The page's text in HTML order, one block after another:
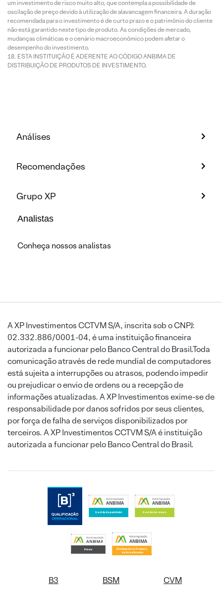
um investimento de risco muito alto, que contempla a possibilidade de
oscilação de preço devido à utilização de alavancagem financeira. A duração
recomendada para o investimento é de curto prazo e o patrimônio do cliente
não está garantido neste tipo de produto. As condições de mercado,
mudanças climáticas e o cenário macroeconômico podem afetar o
desempenho do investimento.
ESTA INSTITUIÇÃO É ADERENTE AO CÓDIGO ANBIMA DE
DISTRIBUIÇÃO DE PRODUTOS DE INVESTIMENTO.
Análises
Recomendações
Grupo XP
Analistas
Conheça nossos analistas
A XP Investimentos CCTVM S/A, inscrita sob o CNPJ:
02.332.886/0001-04, é uma instituição financeira
autorizada a funcionar pelo Banco Central do Brasil.Toda
comunicação através de rede mundial de computadores
está sujeita a interrupções ou atrasos, podendo impedir
ou prejudicar o envio de ordens ou a recepção de
informações atualizadas. A XP Investimentos exime-se de
responsabilidade por danos sofridos por seus clientes,
por força de falha de serviços disponibilizados por
terceiros. A XP Investimentos CCTVM S/A é instituição
autorizada a funcionar pelo Banco Central do Brasil.
B3 BSM CVM